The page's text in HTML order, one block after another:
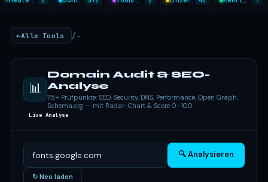
Alle Tools / -
📊
Domain Audit & SEO-
Analyse
75+ Prüfpunkte: SEO, Security, DNS, Performance, Open Graph,
Schema.org — mit Radar-Chart & Score 0–100
Live Analyse
🔍 Analysieren
↻ Neu laden